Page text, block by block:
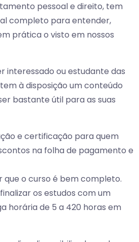
pessoal e direito, tem
completo para entender,
prática o visto em nossos
interessado ou estudante das
à disposição um conteúdo
bastante útil para as suas
e certificação para quem
na folha de pagamento e
que o curso é bem completo.
os estudos com um
horária de 5 a 420 horas em